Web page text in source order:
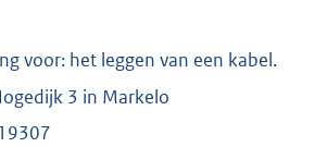
9
K
voor: het leggen van een kabel.
3 in Markelo